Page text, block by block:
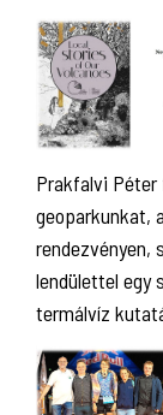
Prakfalvi
geoparkunkat,
rendezvényen,
lendülettel egy
termálvíz